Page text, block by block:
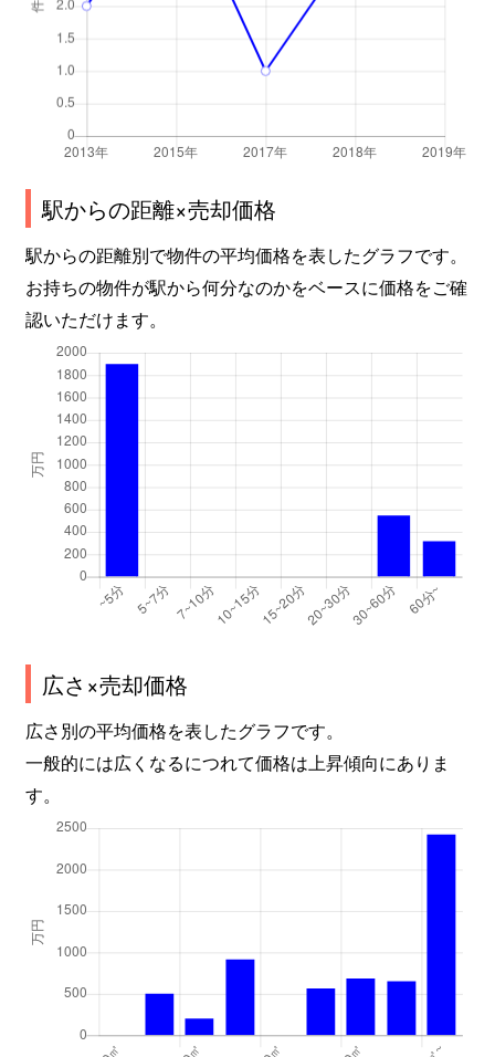
駅からの距離×売却価格
駅からの距離別で物件の平均価格を表したグラフです。
お持ちの物件が駅から何分なのかをベースに価格をご確
認いただけます。
広さ×売却価格
広さ別の平均価格を表したグラフです。
一般的には広くなるにつれて価格は上昇傾向にありま
す。